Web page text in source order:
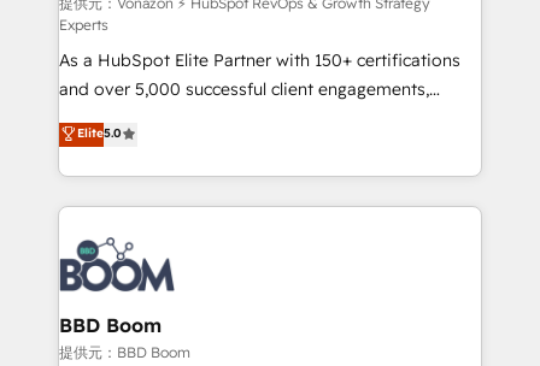
support client (data migration, synchronisation API,
audit et maintenance) ➤ La création de sites internet
de conversion qui transforment les visiteurs en
opportunités d'affaires ➤ La mise en place de
stratégies d'acquisition marketing (SEO, SEA,
inbound, automatisation marketing, ABM, IA,
emailing) Informations clés : - 10 ans d'expérience -
100+ intégrations CRM HubSpot réussies - 40
experts conseil - 150 certifications HubSpot
cumulées
Experts
As a HubSpot Elite Partner with 150+ certifications
and over 5,000 successful client engagements,
Vonazon turns marketing complexity into
measurable, scalable growth. From onboarding to
enterprise-grade campaigns, our in-house team
builds scalable strategies that drive long-term
revenue. ⚙️ HubSpot Integration & Optimization •
Seamless CRM, CMS, and automation setup •
Complex platform migrations and data cleanups •
Custom APIs and third-party integrations 📈 End-to-
End Revenue Acceleration • Lifecycle marketing and
Elite5.0
BBD Boom
提供元：BBD Boom